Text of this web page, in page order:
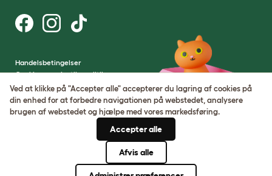
Handelsbetingelser
Cookie- og privatlivspolitik
Cookie Settings
Sitemap
Virksomhedens registreringsnummer:
Ved at klikke på "Accepter alle" accepterer du lagring af cookies på
din enhed for at forbedre navigationen på webstedet, analysere
brugen af ​​webstedet og hjælpe med vores markedsføring.
Accepter alle
Afvis alle